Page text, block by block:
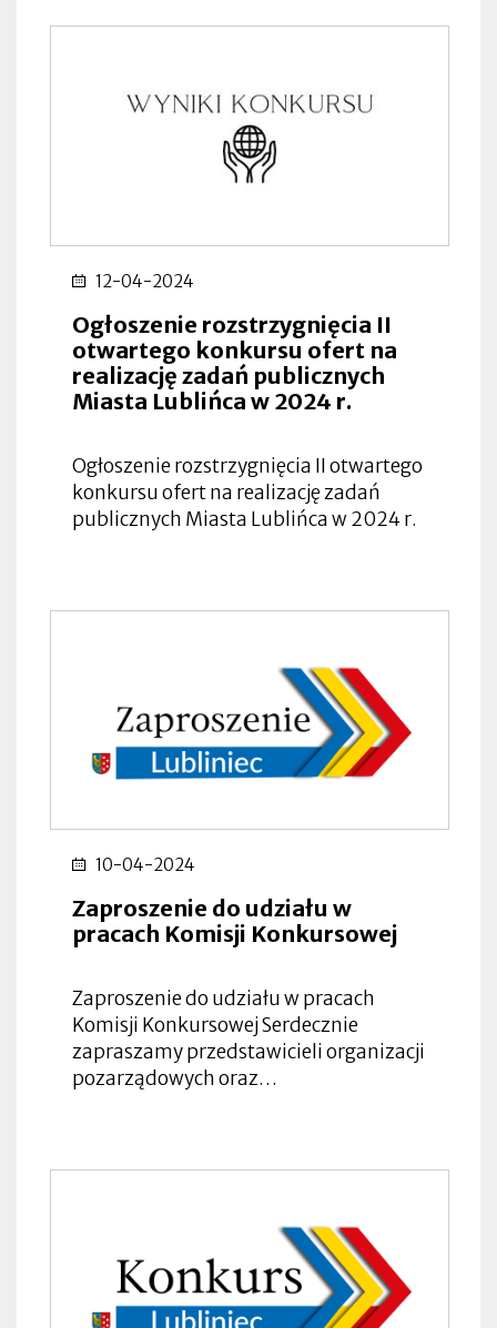
12-04-2024
Ogłoszenie rozstrzygnięcia II
otwartego konkursu ofert na
realizację zadań publicznych
Miasta Lublińca w 2024 r.
Ogłoszenie rozstrzygnięcia II otwartego
konkursu ofert na realizację zadań
publicznych Miasta Lublińca w 2024 r.
10-04-2024
Zaproszenie do udziału w
pracach Komisji Konkursowej
Zaproszenie do udziału w pracach
Komisji Konkursowej Serdecznie
zapraszamy przedstawicieli organizacji
pozarządowych oraz…